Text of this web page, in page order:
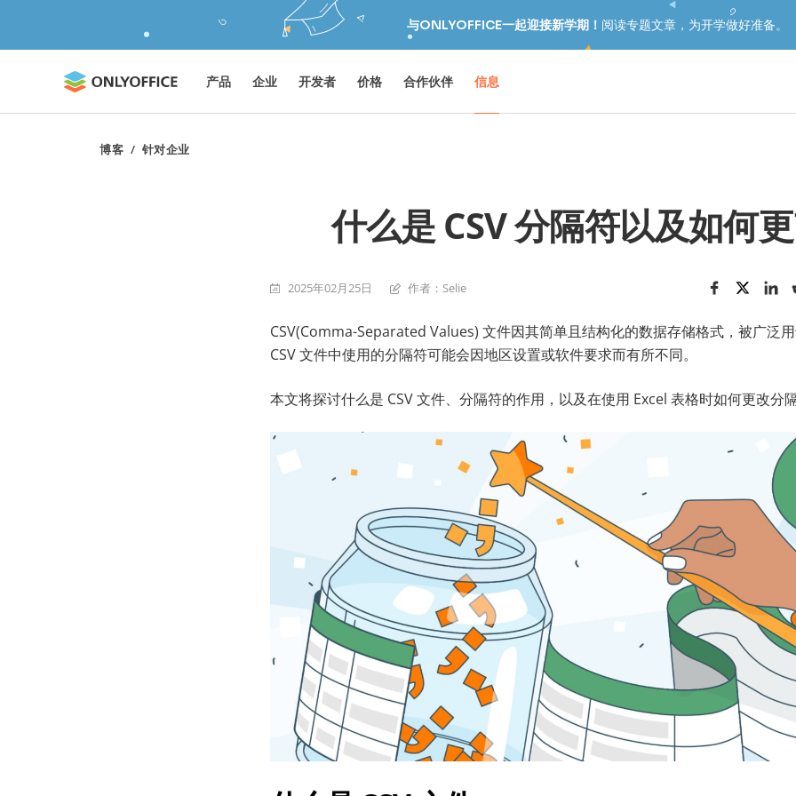
与ONLYOFFICE一起迎接新学期！ 阅读专题文章，为开学做好准备。
产品 企业 开发者 价格 合作伙伴 信息
博客 / 针对企业
什么是 CSV 分隔符以及如何
2025年02月25日 作者：Selie
CSV(Comma-Separated Values) 文件因其简单且结构化的数据存储格式，被广泛
CSV 文件中使用的分隔符可能会因地区设置或软件要求而有所不同。
本文将探讨什么是 CSV 文件、分隔符的作用，以及在使用 Excel 表格时如何更改分